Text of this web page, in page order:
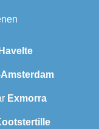
Havelte
Exmorra